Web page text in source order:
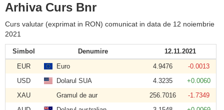
Arhiva Curs Bnr
Curs valutar (exprimat in RON) comunicat in data de 12 noiembrie
2021
Simbol Denumire
12.11.2021
EUR
Euro 4.9476
-0.0013
USD
Dolarul SUA 4.3235
+0.0060
XAU
Gramul de aur 256.7016
-1.7349